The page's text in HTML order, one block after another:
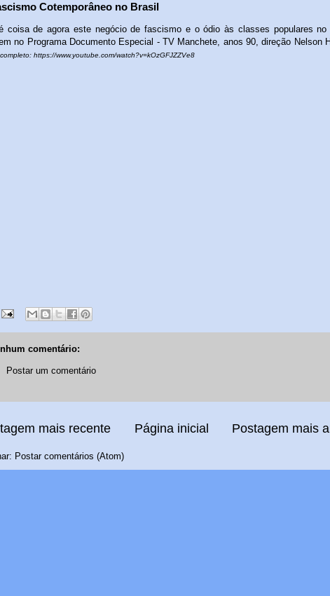
Cotemporâneo no Brasil
coisa de agora este negócio de fascismo e o ódio às classes populares no
no Programa Documento Especial - TV Manchete, anos 90, direção Nelson
https://www.youtube.com/watch?v=kOzGFJZZVe8
comentário:
Postar um comentário
mais recente Postagem mais
Página inicial
Postar comentários (Atom)